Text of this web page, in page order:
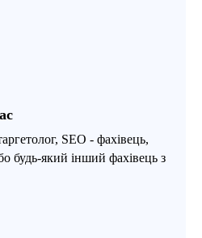
SEO - фахівець,
будь-який інший фахівець з